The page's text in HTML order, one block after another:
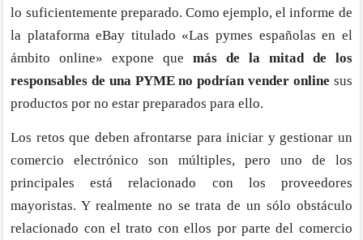
lo suficientemente preparado. Como ejemplo, el informe de
la plataforma eBay titulado «Las pymes españolas en el
ámbito online» expone quemás de la mitad de los
responsables de una PYME no podrían vender online sus
productos por no estar preparados para ello.
Los retos que deben afrontarse para iniciar y gestionar un
comercio electrónico son múltiples, pero uno de los
principales está relacionado con los proveedores
mayoristas. Y realmente no se trata de un sólo obstáculo
relacionado con el trato con ellos por parte del comercio